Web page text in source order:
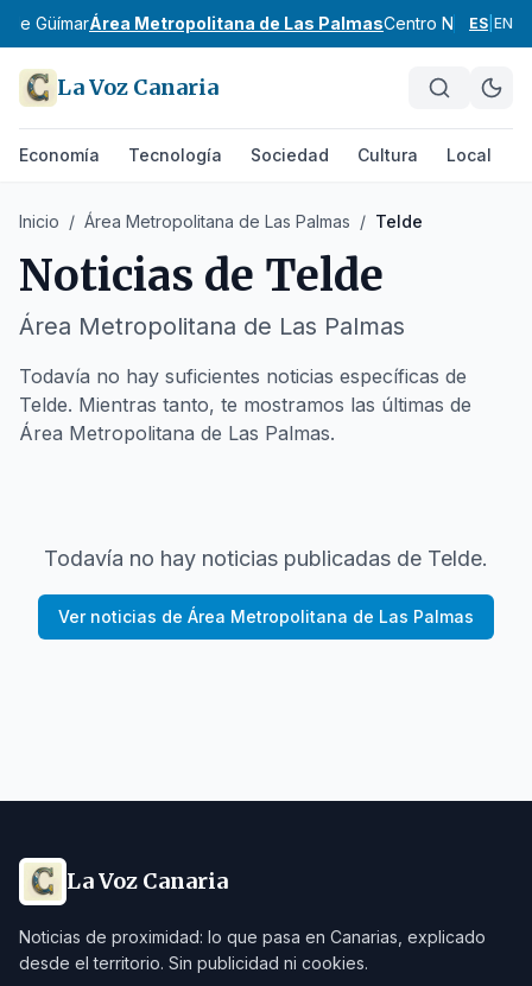
de GüímarÁrea Metropolitana de Las PalmasCentro Norte de
ES EN
La Voz Canaria
Economía Tecnología Sociedad Cultura Local
Inicio / Área Metropolitana de Las Palmas / Telde
Noticias de Telde
Área Metropolitana de Las Palmas
Todavía no hay suficientes noticias específicas de
Telde. Mientras tanto, te mostramos las últimas de
Área Metropolitana de Las Palmas.
Todavía no hay noticias publicadas de Telde.
Ver noticias de Área Metropolitana de Las Palmas
La Voz Canaria
Noticias de proximidad: lo que pasa en Canarias, explicado
desde el territorio. Sin publicidad ni cookies.